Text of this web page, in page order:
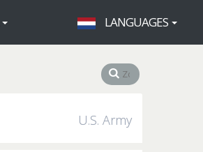
LANGUAGES
U.S. Army